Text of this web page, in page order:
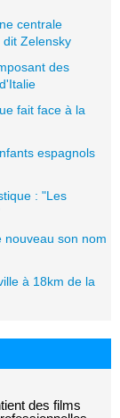
centrale
Zelensky
des
fait face à la
espagnols
: "Les
nouveau son nom
à 18km de la
des films